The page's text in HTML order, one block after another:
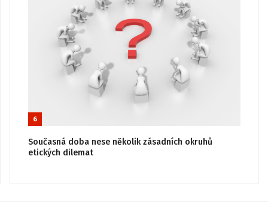
6
Současná doba nese několik zásadních okruhů
etických dilemat